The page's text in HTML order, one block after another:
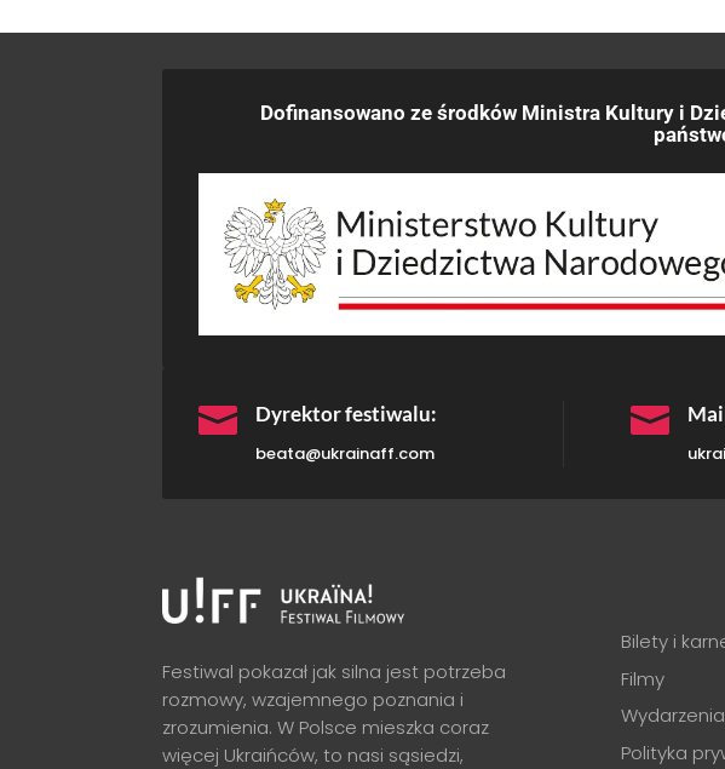
Dofinansowano ze środków Ministra Kultury i
 Dyrektor festiwalu:
beata@ukrainaff.com

Festiwal pokazał jak silna jest potrzeba
rozmowy, wzajemnego poznania i
zrozumienia. W Polsce mieszka coraz
więcej Ukraińców, to nasi sąsiedzi,
Bilety i
Filmy
Polityka